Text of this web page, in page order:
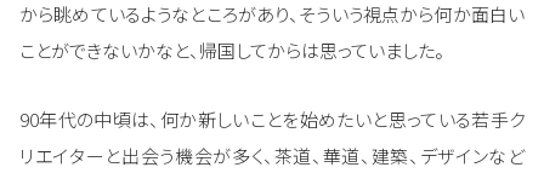
から眺めているようなところがあり、そういう視点から何か面白い
ことができないかなと、帰国してからは思っていました。
90年代の中頃は、何か新しいことを始めたいと思っている若手ク
リエイターと出会う機会が多く、茶道、華道、建築、デザインなど